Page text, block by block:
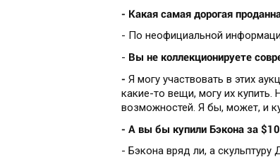
- Какая самая дорогая
- По неофициальной
- Вы не коллекционируете
- Я могу участвовать в этих
какие-то вещи, могу их
возможностей. Я бы, может, и
- А вы бы купили Бэкона за
- Бэкона вряд ли, а